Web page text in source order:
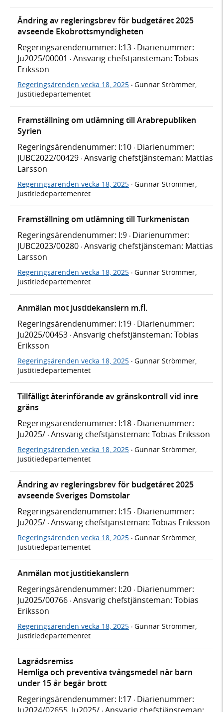
Ändring av regleringsbrev för budgetåret 2025
avseende Ekobrottsmyndigheten
Regeringsärendenummer: I:13 · Diarienummer:
Ju2025/00001 · Ansvarig chefstjänsteman: Tobias
Eriksson
Regeringsärenden vecka 18, 2025 · Gunnar Strömmer,
Justitiedepartementet
Framställning om utlämning till Arabrepubliken
Syrien
Regeringsärendenummer: I:10 · Diarienummer:
JUBC2022/00429 · Ansvarig chefstjänsteman: Mattias
Larsson
Regeringsärenden vecka 18, 2025 · Gunnar Strömmer,
Justitiedepartementet
Framställning om utlämning till Turkmenistan
Regeringsärendenummer: I:9 · Diarienummer:
JUBC2023/00280 · Ansvarig chefstjänsteman: Mattias
Larsson
Regeringsärenden vecka 18, 2025 · Gunnar Strömmer,
Justitiedepartementet
Anmälan mot justitiekanslern m.fl.
Regeringsärendenummer: I:19 · Diarienummer:
Ju2025/00453 · Ansvarig chefstjänsteman: Tobias
Eriksson
Regeringsärenden vecka 18, 2025 · Gunnar Strömmer,
Justitiedepartementet
Tillfälligt återinförande av gränskontroll vid inre
gräns
Regeringsärendenummer: I:18 · Diarienummer:
Ju2025/ · Ansvarig chefstjänsteman: Tobias Eriksson
Regeringsärenden vecka 18, 2025 · Gunnar Strömmer,
Justitiedepartementet
Ändring av regleringsbrev för budgetåret 2025
avseende Sveriges Domstolar
Regeringsärendenummer: I:15 · Diarienummer:
Ju2025/ · Ansvarig chefstjänsteman: Tobias Eriksson
Regeringsärenden vecka 18, 2025 · Gunnar Strömmer,
Justitiedepartementet
Anmälan mot justitiekanslern
Regeringsärendenummer: I:20 · Diarienummer:
Ju2025/00766 · Ansvarig chefstjänsteman: Tobias
Eriksson
Regeringsärenden vecka 18, 2025 · Gunnar Strömmer,
Justitiedepartementet
Lagrådsremiss
Hemliga och preventiva tvångsmedel när barn
under 15 år begår brott
Regeringsärendenummer: I:17 · Diarienummer: